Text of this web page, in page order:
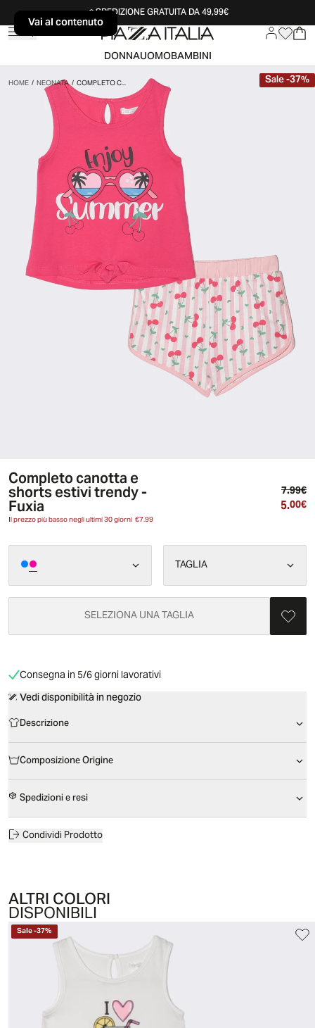
Vai al contenutoSPEDIZIONE GRATUITA DA 49,99€
DONNAUOMOBAMBINI
HOME/NEONATA/COMPLETO C... Sale-37%
Completo canotta e
shorts estivi trendy -
Fuxia
Il prezzo più basso negli ultimi 30 giorni€7.99
7.99€
5.00€
TAGLIA
SELEZIONA UNA TAGLIA
Consegna in 5/6 giorni lavorativi
Vedi disponibilità in negozio
Descrizione
Composizione Origine
Spedizioni e resi
Condividi Prodotto
ALTRI COLORI
DISPONIBILI
Sale-37%
Vai al contenuto